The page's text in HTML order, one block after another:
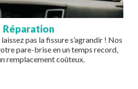
Réparation
pas la fissure s’agrandir ! Nos
pare-brise en un temps record,
remplacement coûteux.